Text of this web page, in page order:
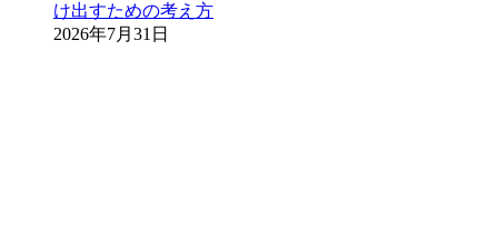
け出すための考え方
2026年7月31日